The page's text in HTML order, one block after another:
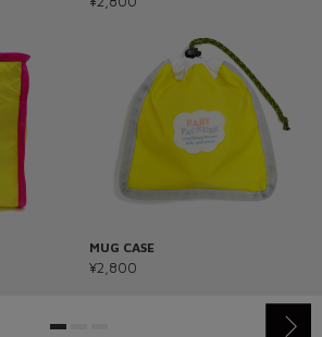
MUG CASE
¥2,800